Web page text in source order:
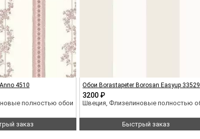
4510
полностью обои
заказ
Обои Borastapeter Borosan Easyup 33529
3200 ₽
Швеция, Флизелиновые полностью
Быстрый заказ